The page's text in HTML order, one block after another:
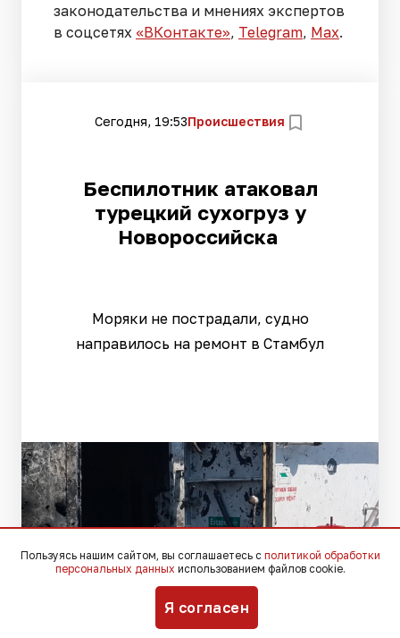
законодательства и мнениях экспертов
в соцсетях «ВКонтакте», Telegram, Мах.
Сегодня, 19:53Происшествия
Беспилотник атаковал
турецкий сухогруз у
Новороссийска
Моряки не пострадали, судно
направилось на ремонт в Стамбул
Пользуясь нашим сайтом, вы соглашаетесь с политикой обработки
персональных данных использованием файлов cookie.
Я согласен